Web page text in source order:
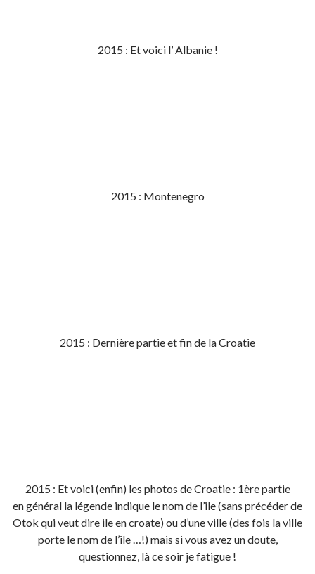
2015 : Et voici l’ Albanie !
2015 : Montenegro
2015 : Dernière partie et fin de la Croatie
2015 : Et voici (enfin) les photos de Croatie : 1ère partie
en général la légende indique le nom de l’ile (sans précéder de
Otok qui veut dire ile en croate) ou d’une ville (des fois la ville
porte le nom de l’ile …!) mais si vous avez un doute,
questionnez, là ce soir je fatigue !